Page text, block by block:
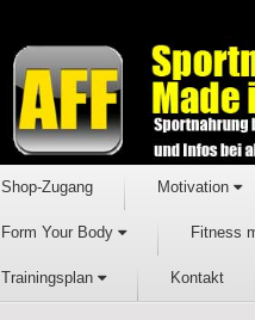
Shop-Zugang Motivation
Form Your Body Fitness
Trainingsplan Kontakt